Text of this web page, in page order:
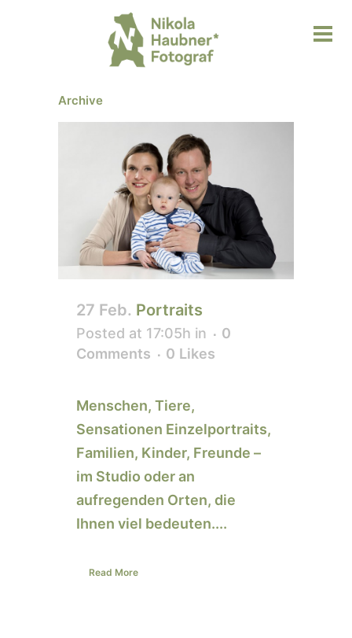
Archive
27 Feb. Portraits
Posted at 17:05h in
0
Comments
0 Likes
Menschen, Tiere,
Sensationen Einzelportraits,
Familien, Kinder, Freunde –
im Studio oder an
aufregenden Orten, die
Ihnen viel bedeuten....
Read More